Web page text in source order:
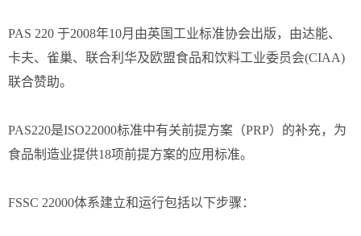
PAS 220 于2008年10月由英国工业标准协会出版，由达能、
卡夫、雀巢、联合利华及欧盟食品和饮料工业委员会(CIAA)
联合赞助。
PAS220是ISO22000标准中有关前提方案（PRP）的补充，为
食品制造业提供18项前提方案的应用标准。
FSSC 22000体系建立和运行包括以下步骤：